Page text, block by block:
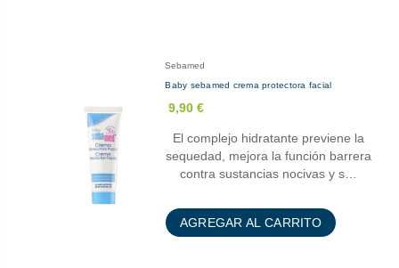
Sebamed
Baby sebamed crema protectora facial
9,90 €
El complejo hidratante previene la
sequedad, mejora la función barrera
contra sustancias nocivas y s…
AGREGAR AL CARRITO